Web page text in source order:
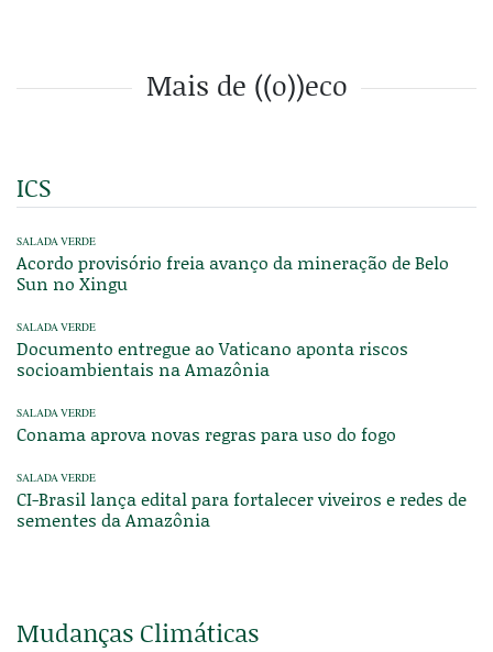
Mais de ((o))eco
ICS
SALADA VERDE
Acordo provisório freia avanço da mineração de Belo
Sun no Xingu
SALADA VERDE
Documento entregue ao Vaticano aponta riscos
socioambientais na Amazônia
SALADA VERDE
Conama aprova novas regras para uso do fogo
SALADA VERDE
CI-Brasil lança edital para fortalecer viveiros e redes de
sementes da Amazônia
Mudanças Climáticas